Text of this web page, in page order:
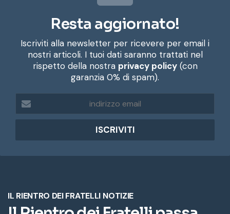
Resta aggiornato!
Iscriviti alla newsletter per ricevere per email i
nostri articoli. I tuoi dati saranno trattati nel
rispetto della nostra privacy policy(con
garanzia 0% di spam).
d
r
e
m